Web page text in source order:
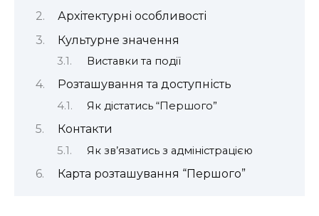
Архітектурні особливості
Культурне значення
Виставки та події
Розташування та доступність
Як дістатись “Першого”
Контакти
Як зв’язатись з адміністрацією
Карта розташування “Першого”